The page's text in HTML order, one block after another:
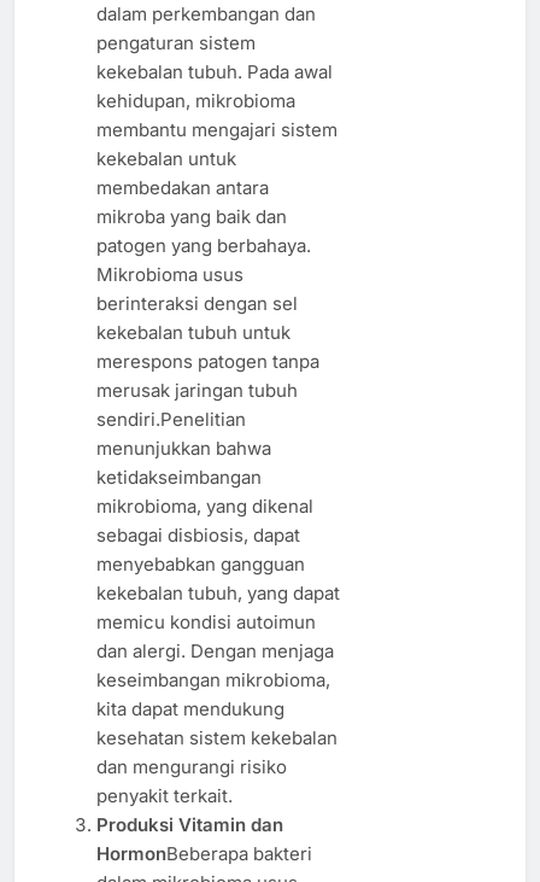
dalam perkembangan dan
pengaturan sistem
kekebalan tubuh. Pada awal
kehidupan, mikrobioma
membantu mengajari sistem
kekebalan untuk
membedakan antara
mikroba yang baik dan
patogen yang berbahaya.
Mikrobioma usus
berinteraksi dengan sel
kekebalan tubuh untuk
merespons patogen tanpa
merusak jaringan tubuh
sendiri.Penelitian
menunjukkan bahwa
ketidakseimbangan
mikrobioma, yang dikenal
sebagai disbiosis, dapat
menyebabkan gangguan
kekebalan tubuh, yang dapat
memicu kondisi autoimun
dan alergi. Dengan menjaga
keseimbangan mikrobioma,
kita dapat mendukung
kesehatan sistem kekebalan
dan mengurangi risiko
penyakit terkait.
Produksi Vitamin dan
HormonBeberapa bakteri